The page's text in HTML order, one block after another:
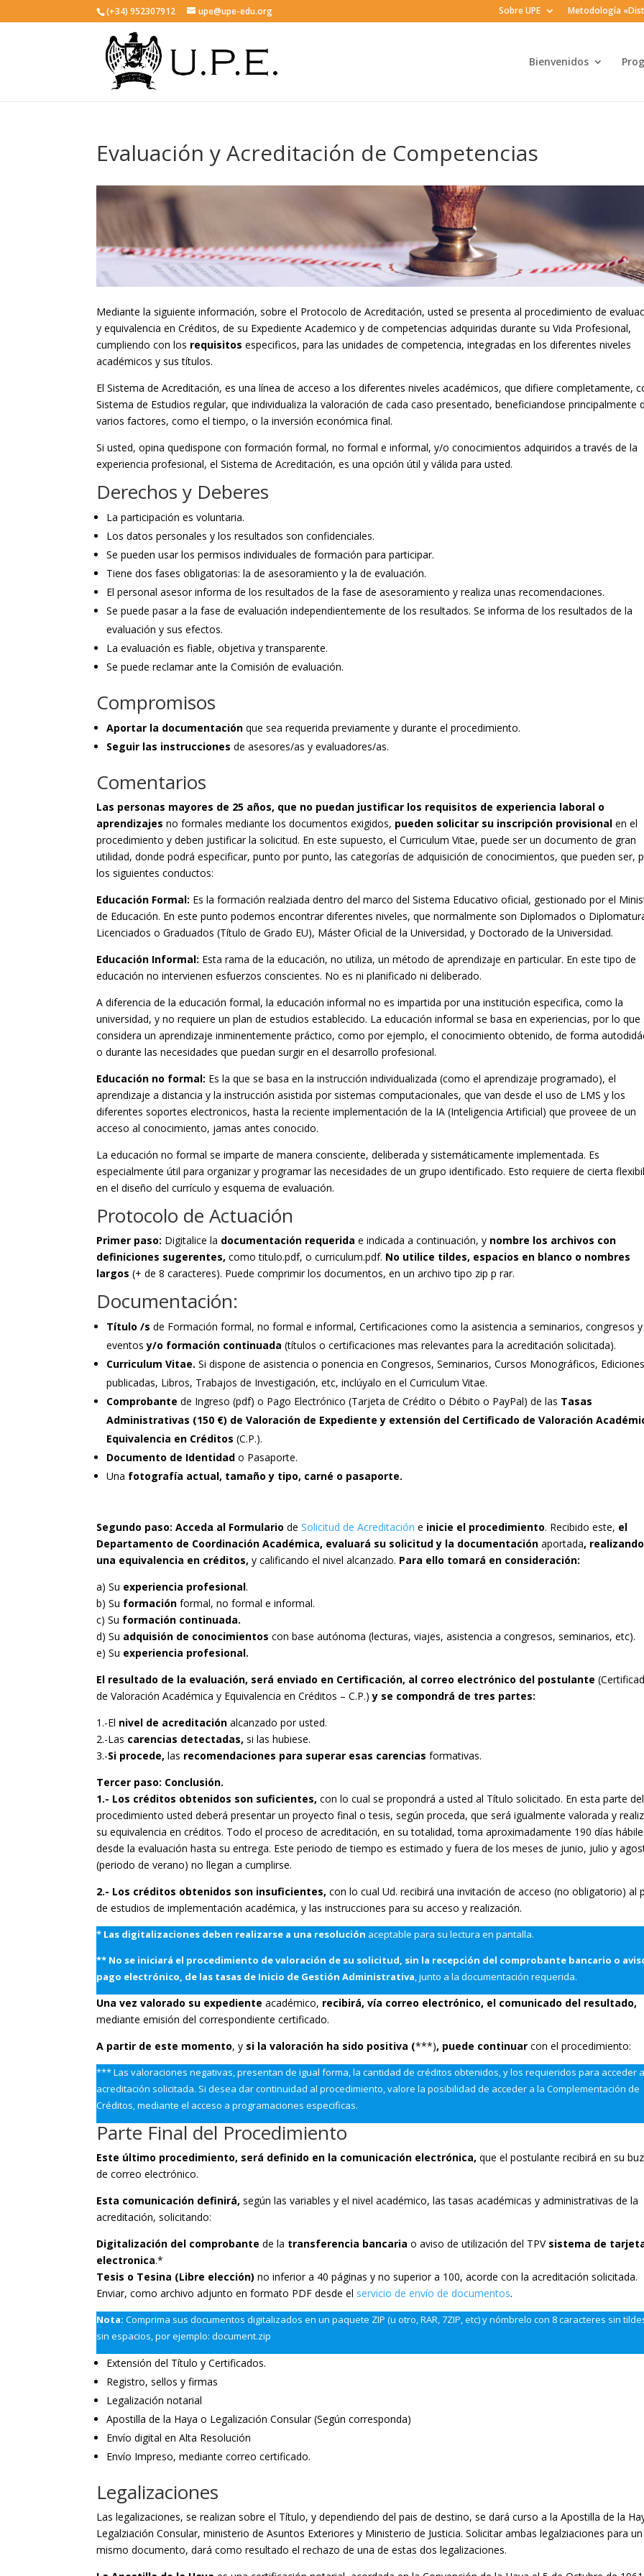
(+34) 952307912 upe@upe-edu.org Sobre UPE Metodología
Bienvenidos
Evaluación y Acreditación de Competencias
Mediante la siguiente información, sobre el Protocolo de Acreditación, usted se presenta al procedimiento de
y equivalencia en Créditos, de su Expediente Academico y de competencias adquiridas durante su Vida Profesional,
cumpliendo con los requisitosespecificos, para las unidades de competencia, integradas en los diferentes niveles
académicos y sus títulos.
El Sistema de Acreditación, es una línea de acceso a los diferentes niveles académicos, que difiere completamente,
Sistema de Estudios regular, que individualiza la valoración de cada caso presentado, beneficiandose principalmente
varios factores, como el tiempo, o la inversión económica final.
Si usted, opina quedispone con formación formal, no formal e informal, y/o conocimientos adquiridos a través de la
experiencia profesional, el Sistema de Acreditación, es una opción útil y válida para usted.
Derechos y Deberes
La participación es voluntaria.
Los datos personales y los resultados son confidenciales.
Se pueden usar los permisos individuales de formación para participar.
Tiene dos fases obligatorias: la de asesoramiento y la de evaluación.
El personal asesor informa de los resultados de la fase de asesoramiento y realiza unas recomendaciones.
Se puede pasar a la fase de evaluación independientemente de los resultados. Se informa de los resultados de la
evaluación y sus efectos.
La evaluación es fiable, objetiva y transparente.
Se puede reclamar ante la Comisión de evaluación.
Compromisos
Aportar la documentación que sea requerida previamente y durante el procedimiento.
Seguir las instrucciones de asesores/as y evaluadores/as.
Comentarios
Las personas mayores de 25 años, que no puedan justificar los requisitos de experiencia laboral o
aprendizajes no formales mediante los documentos exigidos, pueden solicitar su inscripción provisionalen el
procedimiento y deben justificar la solicitud. En este supuesto, el Curriculum Vitae, puede ser un documento de gran
utilidad, donde podrá especificar, punto por punto, las categorías de adquisición de conocimientos, que pueden ser,
los siguientes conductos:
Educación Formal: Es la formación realziada dentro del marco del Sistema Educativo oficial, gestionado por el
de Educación. En este punto podemos encontrar diferentes niveles, que normalmente son Diplomados o
Licenciados o Graduados (Título de Grado EU), Máster Oficial de la Universidad, y Doctorado de la Universidad.
Educación Informal: Esta rama de la educación, no utiliza, un método de aprendizaje en particular. En este tipo de
educación no intervienen esfuerzos conscientes. No es ni planificado ni deliberado.
A diferencia de la educación formal, la educación informal no es impartida por una institución especifica, como la
universidad, y no requiere un plan de estudios establecido. La educación informal se basa en experiencias, por lo que
considera un aprendizaje inminentemente práctico, como por ejemplo, el conocimiento obtenido, de forma
o durante las necesidades que puedan surgir en el desarrollo profesional.
Educación no formal: Es la que se basa en la instrucción individualizada (como el aprendizaje programado), el
aprendizaje a distancia y la instrucción asistida por sistemas computacionales, que van desde el uso de LMS y los
diferentes soportes electronicos, hasta la reciente implementación de la IA (Inteligencia Artificial) que proveee de un
acceso al conocimiento, jamas antes conocido.
La educación no formal se imparte de manera consciente, deliberada y sistemáticamente implementada. Es
especialmente útil para organizar y programar las necesidades de un grupo identificado. Esto requiere de cierta
en el diseño del currículo y esquema de evaluación.
Protocolo de Actuación
Primer paso: Digitalice la documentación requerida e indicada a continuación, y nombre los archivos con
definiciones sugerentes, como titulo.pdf, o curriculum.pdf. No utilice tildes, espacios en blanco o nombres
largos (+ de 8 caracteres). Puede comprimir los documentos, en un archivo tipo zip p rar.
Documentación:
Título /s de Formación formal, no formal e informal, Certificaciones como la asistencia a seminarios, congresos y
eventosy/o formación continuada (títulos o certificaciones mas relevantes para la acreditación solicitada).
Curriculum Vitae. Si dispone de asistencia o ponencia en Congresos, Seminarios, Cursos Monográficos, Ediciones
publicadas, Libros, Trabajos de Investigación, etc, inclúyalo en el Curriculum Vitae.
Comprobante de Ingreso (pdf) o Pago Electrónico (Tarjeta de Crédito o Débito o PayPal) de las Tasas
Administrativas (150 €) de Valoración de Expediente y extensión del Certificado de Valoración
Equivalencia en Créditos (C.P.).
Documento de Identidad o Pasaporte.
Una fotografía actual, tamaño y tipo, carné o pasaporte.
Segundo paso:Acceda al FormulariodeSolicitud de Acreditación e inicie el procedimiento. Recibido este, el
Departamento de Coordinación Académica, evaluará su solicitud y la documentaciónaportada, realizando
una equivalencia en créditos,y calificando el nivel alcanzado. Para ello tomará en consideración:
a) Su experiencia profesional.
b) Su formaciónformal, no formal e informal.
c) Su formación continuada.
d) Su adquisión de conocimientos con base autónoma (lecturas, viajes, asistencia a congresos, seminarios, etc).
e) Su experiencia profesional.
El resultado de la evaluación, será enviado en Certificación, al correo electrónico del postulante
de Valoración Académica y Equivalencia en Créditos – C.P.)y se compondrá de tres partes:
1.-El nivel de acreditación alcanzado por usted.
2.-Las carencias detectadas, si las hubiese.
3.-Si procede, las recomendaciones para superar esas carencias formativas.
Tercer paso: Conclusión.
1.- Los créditos obtenidos son suficientes, con lo cual se propondrá a usted al Título solicitado. En esta parte del
procedimiento usted deberá presentar un proyecto final o tesis, según proceda, que será igualmente valorada y
su equivalencia en créditos. Todo el proceso de acreditación, en su totalidad, toma aproximadamente 190 días
desde la evaluación hasta su entrega. Este periodo de tiempo es estimado y fuera de los meses de junio, julio y
(periodo de verano) no llegan a cumplirse.
2.- Los créditos obtenidos son insuficientes,con lo cual Ud. recibirá una invitación de acceso (no obligatorio) al
de estudios de implementación académica, y las instrucciones para su acceso y realización.
* Las digitalizaciones deben realizarse a una resolución aceptable para su lectura en pantalla.
** No se iniciará el procedimiento de valoración de su solicitud, sin la recepción del comprobante bancario o
pago electrónico, de las tasas de Inicio de Gestión Administrativa, junto a la documentación requerida.
Una vez valorado su expedienteacadémico, recibirá, vía correo electrónico, el comunicado del resultado,
mediante emisión del correspondiente certificado.
A partir de este momento, y si la valoración ha sido positiva (***), puede continuar con el procedimiento:
*** Las valoraciones negativas, presentan de igual forma, la cantidad de créditos obtenidos, y los requieridos para acceder
acreditación solicitada. Si desea dar continuidad al procedimiento, valore la posibilidad de acceder a la Complementación de
Créditos, mediante el acceso a programaciones especificas.
Parte Final del Procedimiento
Este último procedimiento, será definido en la comunicación electrónica, que el postulante recibirá en su
de correo electrónico.
Esta comunicación definirá,según las variables y el nivel académico, las tasas académicas y administrativas de la
acreditación, solicitando:
Digitalización del comprobante de la transferencia bancaria o aviso de utilización del TPV sistema de
electronica.*
Tesis o Tesina (Libre elección)no inferior a 40 páginas y no superior a 100, acorde con la acreditación solicitada.
Enviar, como archivo adjunto en formato PDF desde el servicio de envío de documentos.
Nota:Comprima sus documentos digitalizados en un paquete ZIP (u otro, RAR, 7ZIP, etc) y nómbrelo con 8 caracteres sin
sin espacios, por ejemplo: document.zip
Extensión del Título y Certificados.
Registro, sellos y firmas
Legalización notarial
Apostilla de la Haya o Legalización Consular (Según corresponda)
Envío digital en Alta Resolución
Envío Impreso, mediante correo certificado.
Legalizaciones
Las legalizaciones, se realizan sobre el Título, y dependiendo del pais de destino, se dará curso a la Apostilla de la
Legalziación Consular, ministerio de Asuntos Exteriores y Ministerio de Justicia. Solicitar ambas legalziaciones para un
mismo documento, dará como resultado el rechazo de una de estas dos legalizaciones.